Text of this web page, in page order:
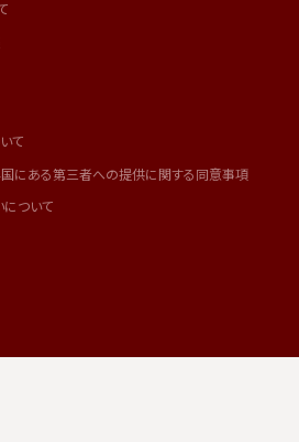
て
にある第三者への提供に関する同意事項
ついて